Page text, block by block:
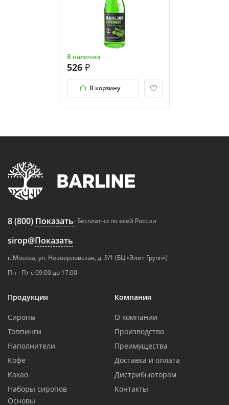
В наличии
526
В корзину
8 (800) Показать- Бесплатно по всей России
sirop@Показать
г. Москва, ул. Новоорловская, д. 3/1 (БЦ «Элит Групп»)
Пн - Пт с 09:00 до 17:00
Продукция
Сиропы
Топпинги
Наполнители
Кофе
Какао
Наборы сиропов
Основы
Компания
О компании
Производство
Преимущества
Доставка и оплата
Дистрибьюторам
Контакты